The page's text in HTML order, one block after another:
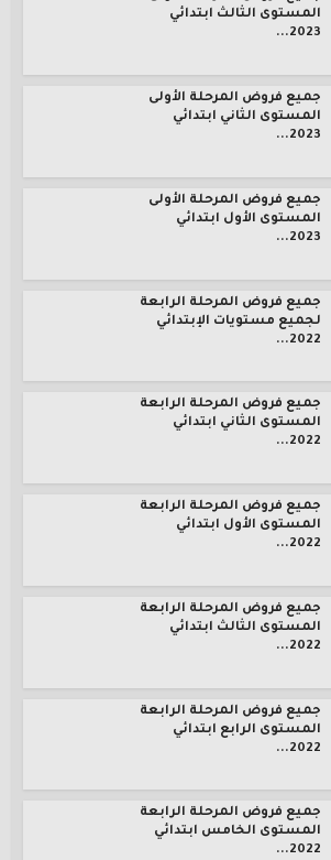
المستوى الثالث ابتدائي
2023...
جميع فروض المرحلة الأولى
المستوى الثاني ابتدائي
2023...
جميع فروض المرحلة الأولى
المستوى الأول ابتدائي
2023...
جميع فروض المرحلة الرابعة
لجميع مستويات الإبتدائي
2022...
جميع فروض المرحلة الرابعة
المستوى الثاني ابتدائي
2022...
جميع فروض المرحلة الرابعة
المستوى الأول ابتدائي
2022...
جميع فروض المرحلة الرابعة
المستوى الثالث ابتدائي
2022...
جميع فروض المرحلة الرابعة
المستوى الرابع ابتدائي
2022...
جميع فروض المرحلة الرابعة
المستوى الخامس ابتدائي
2022...